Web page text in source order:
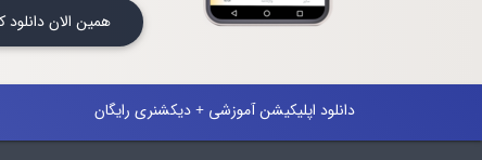
همین الان
دانلود اپلیکیشن آموزشی + دیکشنری رایگان